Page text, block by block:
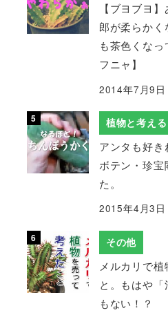
【ブヨブヨ
郎が柔らか
も茶色くな
フニャ】
2014年7月9日
植物と考える
アンタも好
ボテン・珍宝
た。
2015年4月3日
その他
メルカリで
と。もはや「
もない！？